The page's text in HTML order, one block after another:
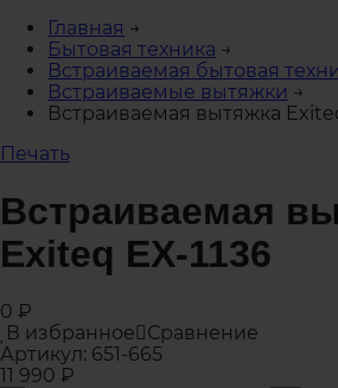
Главная →
Бытовая техника →
Встраиваемая бытовая
Встраиваемые вытяжки →
Встраиваемая вытяжка
Печать
Встраиваемая
Exiteq EX-1136
0 ₽
В избранное
Сравнение
Артикул: 651-665
11 990 ₽